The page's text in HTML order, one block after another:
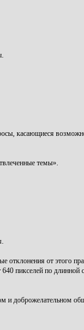
касающиеся
темы».
от этого
пикселей по длинной